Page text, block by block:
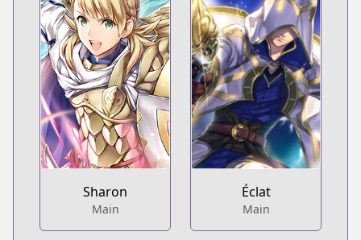
Sharon
Main
Éclat
Main